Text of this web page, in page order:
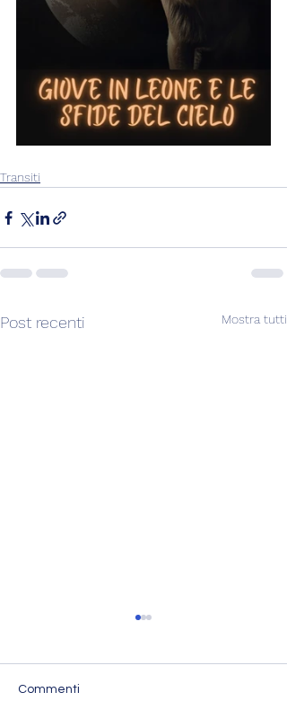
Transiti
Post recenti Mostra tutti
Commenti